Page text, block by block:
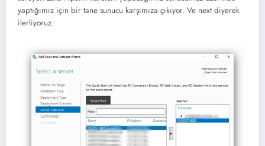
yaptığımız için bir tane sunucu karşımıza çıkıyor. Ve next diyerek
ilerliyoruz.